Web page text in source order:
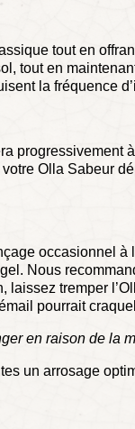
tout en
tout en
la fréquence
Olla Sabeur
occasionnel
Nous
tremper
pourrait
en raison de la
un arrosage